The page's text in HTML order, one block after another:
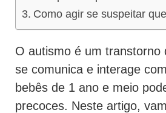
Como agir se suspeitar
O autismo é um transtorno
se comunica e interage
bebês de 1 ano e meio
precoces. Neste artigo,